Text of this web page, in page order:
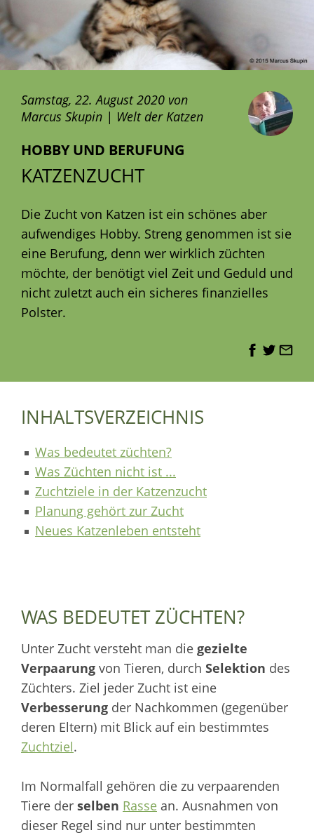
Samstag, 22. August 2020 von
Marcus Skupin | Welt der Katzen
HOBBY UND BERUFUNG
KATZENZUCHT
Die Zucht von Katzen ist ein schönes aber
aufwendiges Hobby. Streng genommen ist sie
eine Berufung, denn wer wirklich züchten
möchte, der benötigt viel Zeit und Geduld und
nicht zuletzt auch ein sicheres finanzielles
Polster.
INHALTSVERZEICHNIS
Was bedeutet züchten?
Was Züchten nicht ist ...
Zuchtziele in der Katzenzucht
Planung gehört zur Zucht
Neues Katzenleben entsteht
WAS BEDEUTET ZÜCHTEN?
Unter Zucht versteht man die gezielte
Verpaarung von Tieren, durch Selektion des
Züchters. Ziel jeder Zucht ist eine
Verbesserung der Nachkommen (gegenüber
deren Eltern) mit Blick auf ein bestimmtes
Zuchtziel.
Im Normalfall gehören die zu verpaarenden
Tiere der selben Rasse an. Ausnahmen von
dieser Regel sind nur unter bestimmten